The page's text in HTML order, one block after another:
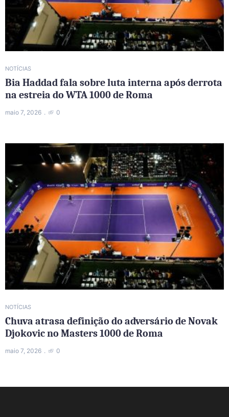
NOTÍCIAS
Bia Haddad fala sobre luta interna após derrota
na estreia do WTA 1000 de Roma
maio 7, 2026 0
NOTÍCIAS
Chuva atrasa definição do adversário de Novak
Djokovic no Masters 1000 de Roma
maio 7, 2026 0